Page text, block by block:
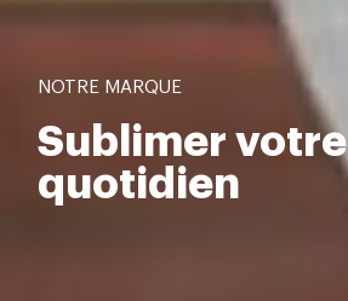
NOTRE MARQUE
Sublimer votre
quotidien